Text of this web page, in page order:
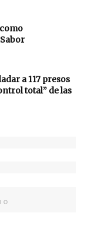
a 117 presos
total” de las